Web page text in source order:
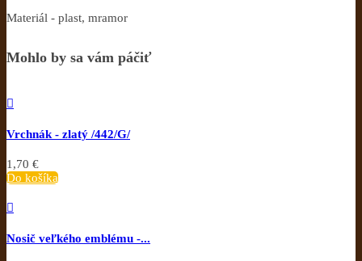
Materiál - plast, mramor
Mohlo by sa vám páčiť

Vrchnák - zlatý /442/G/
1,70 €
Do košíka

Nosič veľkého emblému -...